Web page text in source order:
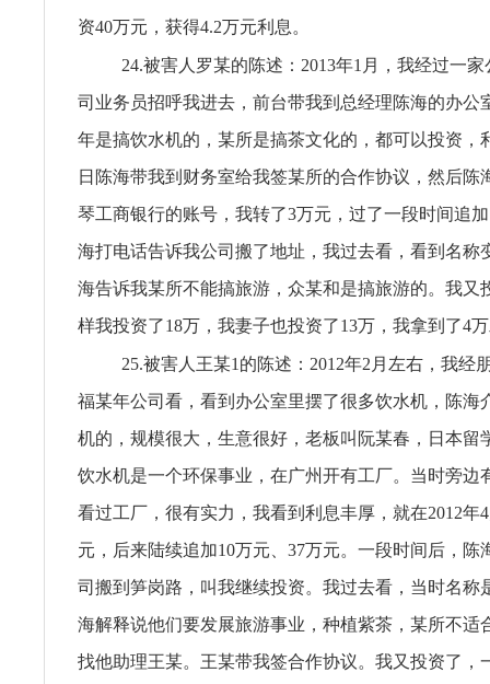
资40万元，获得4.2万元利息。
24.被害人罗某的陈述：2013年1月，我经过一
司业务员招呼我进去，前台带我到总经理陈海的办公
年是搞饮水机的，某所是搞茶文化的，都可以投资，
日陈海带我到财务室给我签某所的合作协议，然后陈
琴工商银行的账号，我转了3万元，过了一段时间追
海打电话告诉我公司搬了地址，我过去看，看到名称
海告诉我某所不能搞旅游，众某和是搞旅游的。我又
样我投资了18万，我妻子也投资了13万，我拿到了4
25.被害人王某1的陈述：2012年2月左右，我经
福某年公司看，看到办公室里摆了很多饮水机，陈海
机的，规模很大，生意很好，老板叫阮某春，日本留
饮水机是一个环保事业，在广州开有工厂。当时旁边
看过工厂，很有实力，我看到利息丰厚，就在2012年
元，后来陆续追加10万元、37万元。一段时间后，陈
司搬到笋岗路，叫我继续投资。我过去看，当时名称
海解释说他们要发展旅游事业，种植紫茶，某所不适
找他助理王某。王某带我签合作协议。我又投资了，